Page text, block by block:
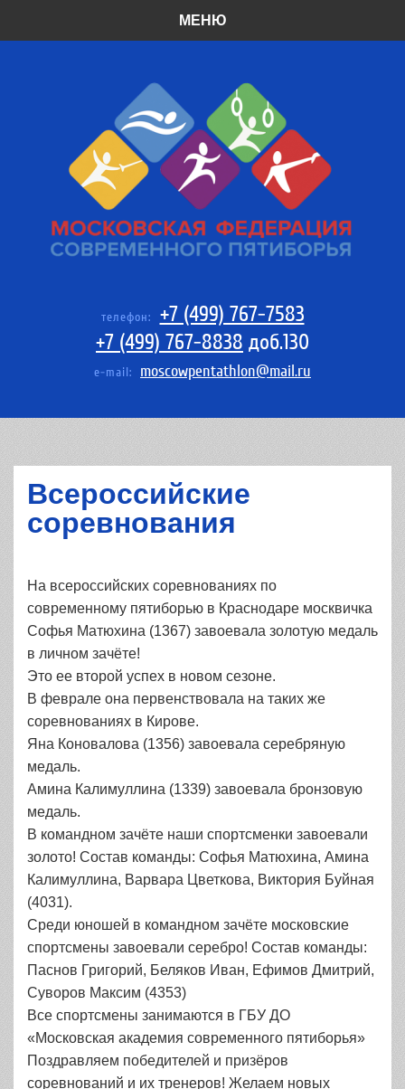
МЕНЮ
телефон:
+7 (499) 767-7583
+7 (499) 767-8838 доб.130
e-mail: moscowpentathlon@mail.ru
Всероссийские
соревнования
На всероссийских соревнованиях по
современному пятиборью в Краснодаре москвичка
Софья Матюхина (1367) завоевала золотую медаль
в личном зачёте!
Это ее второй успех в новом сезоне.
В феврале она первенствовала на таких же
соревнованиях в Кирове.
Яна Коновалова (1356) завоевала серебряную
медаль.
Амина Калимуллина (1339) завоевала бронзовую
медаль.
В командном зачёте наши спортсменки завоевали
золото! Состав команды: Софья Матюхина, Амина
Калимуллина, Варвара Цветкова, Виктория Буйная
(4031).
Среди юношей в командном зачёте московские
спортсмены завоевали серебро! Состав команды:
Паснов Григорий, Беляков Иван, Ефимов Дмитрий,
Суворов Максим (4353)
Все спортсмены занимаются в ГБУ ДО
«Московская академия современного пятиборья»
Поздравляем победителей и призёров
соревнований и их тренеров! Желаем новых